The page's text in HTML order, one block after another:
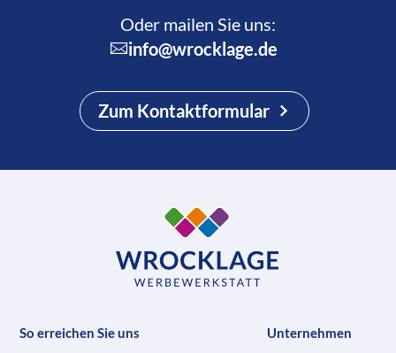
Oder mailen Sie uns:
info@wrocklage.de
Zum Kontaktformular
So erreichen Sie uns
Unternehmen